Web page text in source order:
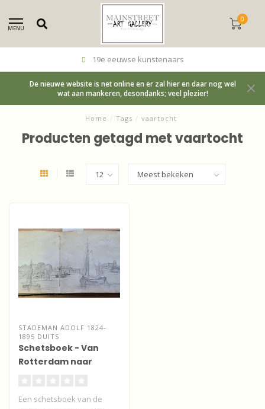
MENU
0
19e eeuwse kunstenaars
De nieuwe website is net online en er zal hier en daar nog wel
wat aan mankeren, desondanks; veel plezier!
Home / Tags / vaartocht
Producten getagd met vaartocht
STADEMAN ADOLF 1824-
1895 DUITS
Schetsboek - Van
Rotterdam naar
Een schetsboek van de